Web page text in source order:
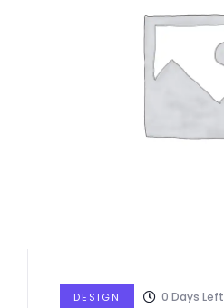
DESIGN 0 Days Left